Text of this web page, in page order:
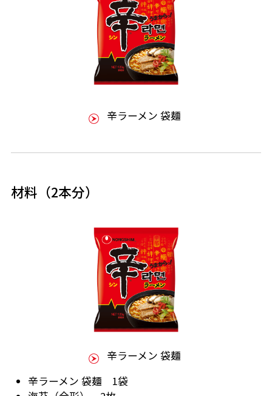
辛ラーメン 袋麺
材料（2本分）
辛ラーメン 袋麺
辛ラーメン 袋麺 1袋